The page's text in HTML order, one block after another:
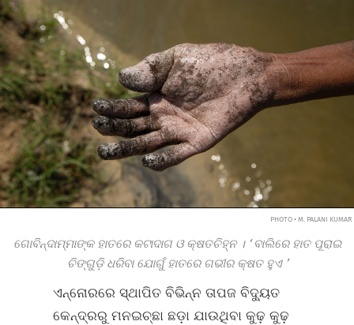
PHOTO • M. PALANI KUMAR
ଗୋବିନ୍ଦାମ୍ମାଙ୍କ ହାତରେ କଟାଦାଗ ଓ କ୍ଷତଚିହ୍ନ । ‘ବାଲିରେ ହାତ ପୂରାଇ
ଚିଙ୍ଗୁଡ଼ି ଧରିବା ଯୋଗୁଁ ହାତରେ ଗଭୀର କ୍ଷତ ହୁଏ ’
ଏନ୍ନୋରରେ ସ୍ଥାପିତ ବିଭିନ୍ନ ତାପଜ ବିଦ୍ୟୁତ
କେନ୍ଦ୍ରରୁ ମନଇଚ୍ଛା ଛଡ଼ା ଯାଉଥିବା କୁଢ଼ କୁଢ଼